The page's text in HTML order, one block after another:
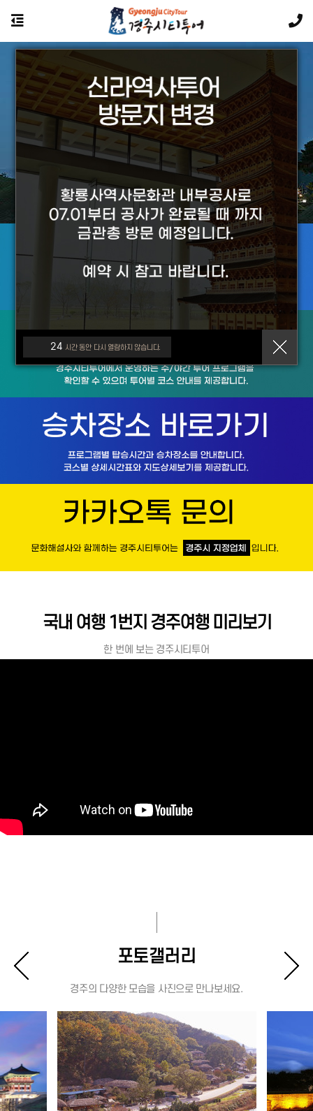
24 시간 동안 다시 열람하지 않습니다.
경주의 야경투어는 황홀합니다.
투어상품에 대해
궁금하신 사항은 카카오톡 문의를 이용하세요
카카오톡 문의
국내 여행 1번지 경주여행 미리보기
한 번에 보는 경주시티투어
포토갤러리
경주의 다양한 모습을 사진으로 만나보세요.